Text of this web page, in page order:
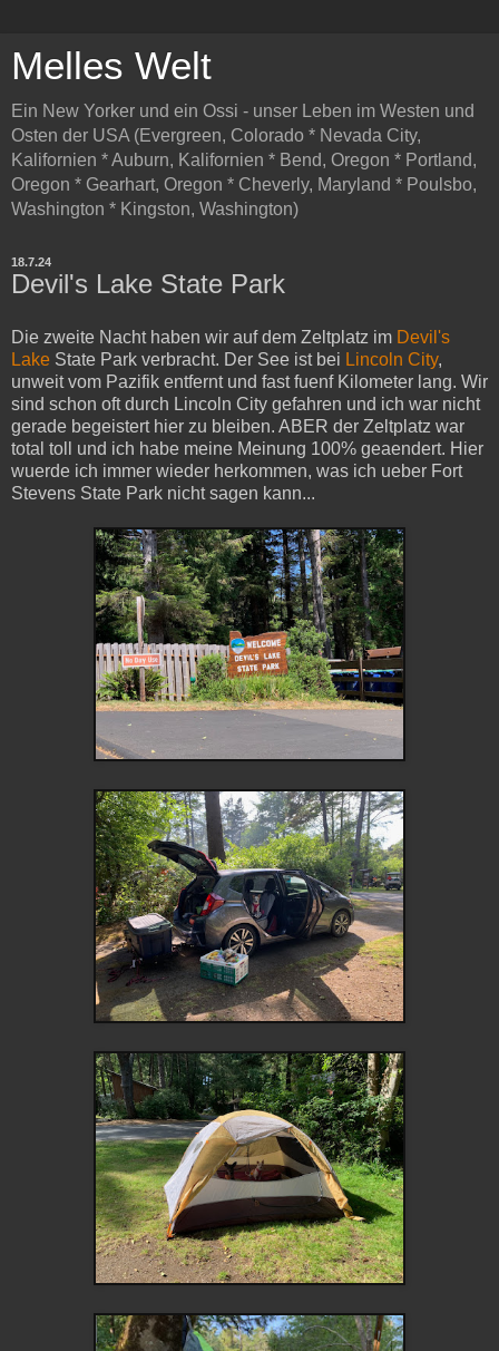
Melles Welt
Ein New Yorker und ein Ossi - unser Leben im Westen und
Osten der USA (Evergreen, Colorado * Nevada City,
Kalifornien * Auburn, Kalifornien * Bend, Oregon * Portland,
Oregon * Gearhart, Oregon * Cheverly, Maryland * Poulsbo,
Washington * Kingston, Washington)
18.7.24
Devil's Lake State Park
Die zweite Nacht haben wir auf dem Zeltplatz im Devil's
Lake State Park verbracht. Der See ist bei Lincoln City,
unweit vom Pazifik entfernt und fast fuenf Kilometer lang. Wir
sind schon oft durch Lincoln City gefahren und ich war nicht
gerade begeistert hier zu bleiben. ABER der Zeltplatz war
total toll und ich habe meine Meinung 100% geaendert. Hier
wuerde ich immer wieder herkommen, was ich ueber Fort
Stevens State Park nicht sagen kann...